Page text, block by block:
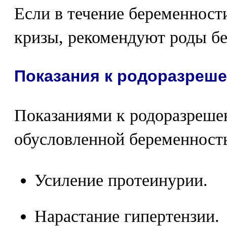
Если в течение
кризы, рекомендуют роды
Показания к
Показаниями к
обусловленной
Усиление протеинурии.
Нарастание гипертензии.